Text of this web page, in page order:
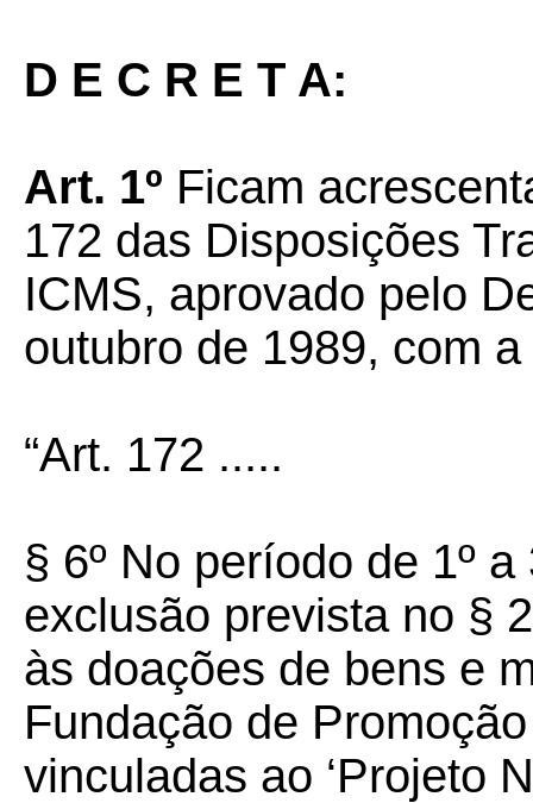
D E C R E T A:
Art. 1º Ficam
172 das Disposições
ICMS, aprovado pelo
outubro de 1989, com
“Art. 172 .....
§ 6º No período de 1º
exclusão prevista no §
às doações de bens e
Fundação de
vinculadas ao ‘Projeto